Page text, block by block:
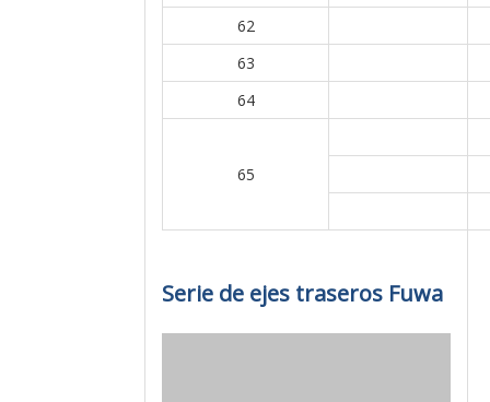
62
63
64
65
Serie de ejes traseros Fuwa